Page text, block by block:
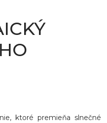
ktoré premieňa slnečné